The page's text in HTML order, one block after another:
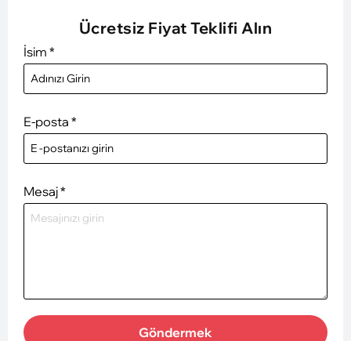
Ücretsiz Fiyat Teklifi Alın
İsim *
E-posta *
Mesaj*
Göndermek